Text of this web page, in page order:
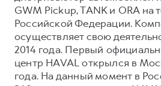
GWM Pickup, TANK и ORA на
Российской Федерации.
осуществляет свою
2014 года. Первый
центр HAVAL открылся в
года. На данный момент в